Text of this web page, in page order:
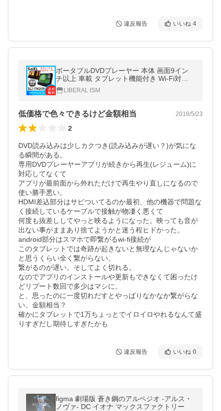
違反報告 いいね 4
ポータブルDVDプレーヤー 本体 画面9イン
チ以上 車載 タブレット機能付き Wi-Fi対応 9
インチ サイエル SLI-TND09 (送料無料)
LIBERAL ISM
低価格で色々できるけど金額相当 2018/5/23
2
DVD読み込みは少しカクつき(読み込みが遅い？)が気にな
る瞬間がある。
専用DVDプレーヤーアプリが続きから再生(レジューム)に
対応してなくて
アプリが最前面から外れただけで再生やり直しになるので
使い勝手悪い。
HDMI差込部分はサビついてるのか最初、他の機器で問題な
く接続しているケーブルで接触が物凄く悪くて
何度も抜差ししてやっと映るようになった。映っても音が
出ない事がままあり捨てようかと迷う程ヒドかった。
android部分はスマホで即繋がるwi-fi接続が
このタブレットでは奇跡が起きないと無理なんじゃないか
と思うくらい全く繋がらない。
繋がるのが遅い。そしてよく切れる。
なのでアプリのインストールや更新もできなくて困ったけ
どリブート数回で多少はマシに。
と、思ったのに一度切れだすとやっぱりなかなか繋がらな
い。金額相当？
確かにタブレットで1万ちょっとでイロイロやれるなんて盛
りすぎだし期待しすぎたかも
違反報告 いいね 0
figma 劇場版 蒼き鋼のアルペジオ -アルス・
ノヴァ‐ DC イオナ マックスファクトリー